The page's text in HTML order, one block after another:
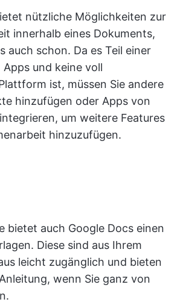
nützliche Möglichkeiten zur
innerhalb eines Dokuments,
auch schon. Da es Teil einer
und keine voll
ist, müssen Sie andere
hinzufügen oder Apps von
um weitere Features
hinzuzufügen.
bietet auch Google Docs einen
Diese sind aus Ihrem
leicht zugänglich und bieten
wenn Sie ganz von